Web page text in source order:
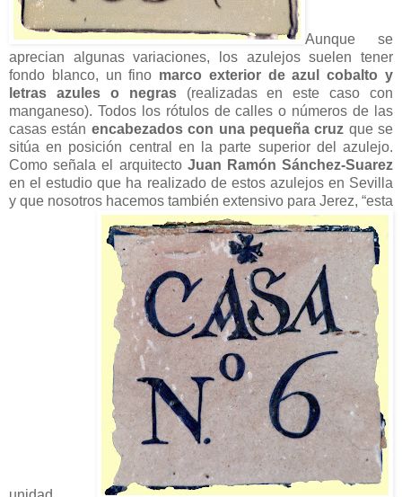
Aunque se
aprecian algunas variaciones, los azulejos suelen tener
fondo blanco, un fino marco exterior de azul cobalto y
letras azules o negras(realizadas en este caso con
manganeso). Todos los rótulos de calles o números de las
casas están encabezados con una pequeña cruz que se
sitúa en posición central en la parte superior del azulejo.
Como señala el arquitecto Juan Ramón Sánchez-Suarez
en el estudio que ha realizado de estos azulejos en Sevilla
y que nosotros hacemos también extensivo para Jerez, “esta